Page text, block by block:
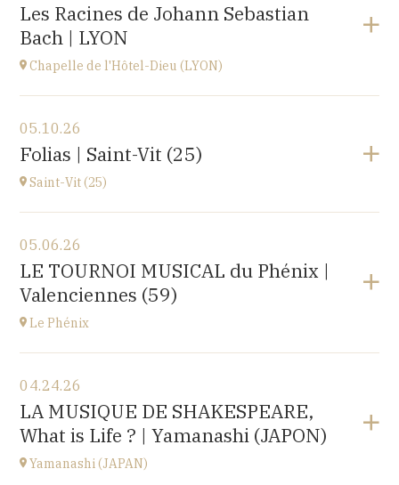
Église réformée Saint-Nicolas-de-Myre de
Rougemont,
route de Flendruz 1, 1659 Rougemont, SUISSE
20H00
Go to site
Les Racines de Johann Sebastian
Bach | LYON
Chapelle de l'Hôtel-Dieu (LYON)
chapelle de l'Hôtel-Dieu,
1 place de l'hôpital, 69002 Lyon
at20H30
05.10.26
Folias | Saint-Vit (25)
Saint-Vit (25)
Salle multi-activités (du pôle scolaire Les Prés-Verts)
3 rue du Partage, 25410 Saint-Vit
at17H00
05.06.26
LE TOURNOI MUSICAL du Phénix |
Valenciennes (59)
Le Phénix
Le Phénix, Grand Théâtre, scène nationale (59)
Boulevard Harpignies, 59301 Valenciennes
at19H00
Go to site
04.24.26
LA MUSIQUE DE SHAKESPEARE,
What is Life ? | Yamanashi (JAPON)
Yamanashi (JAPAN)